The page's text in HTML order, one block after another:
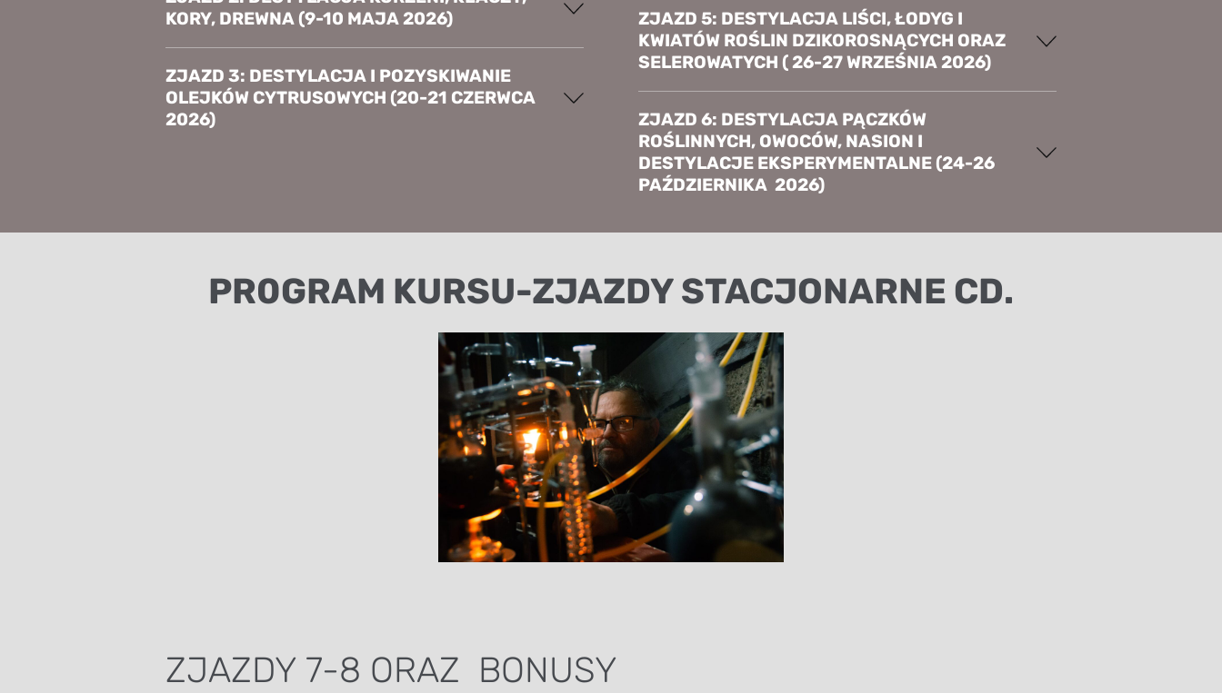
KORY, DREWNA (9-10 MAJA 2026)
ZJAZD 3: DESTYLACJA I POZYSKIWANIE
OLEJKÓW CYTRUSOWYCH (20-21 CZERWCA
2026)
ZJAZD 5: DESTYLACJA LIŚCI, ŁODYG I
KWIATÓW ROŚLIN DZIKOROSNĄCYCH ORAZ
SELEROWATYCH ( 26-27 WRZEŚNIA 2026)
ZJAZD 6: DESTYLACJA PĄCZKÓW
ROŚLINNYCH, OWOCÓW, NASION I
DESTYLACJE EKSPERYMENTALNE (24-26
PAŹDZIERNIKA 2026)
PR0GRAM KURSU-ZJAZDY STACJONARNE CD.
ZJAZDY 7-8 ORAZ BONUSY